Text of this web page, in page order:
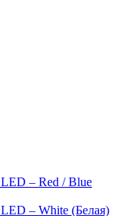
– Red / Blue
– White (Белая)